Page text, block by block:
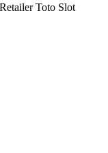
Toto Slot